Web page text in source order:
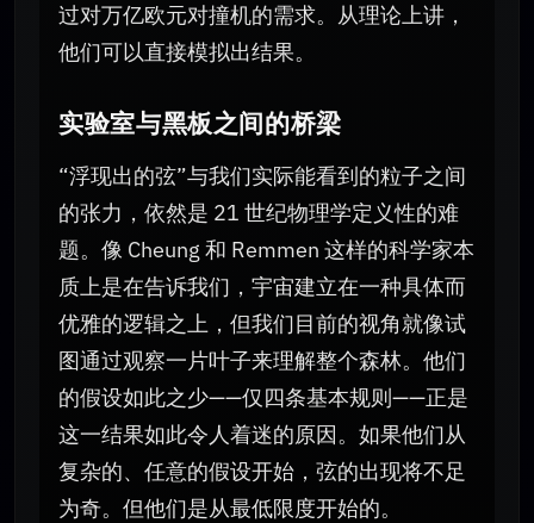
过对万亿欧元对撞机的需求。从理论上讲，
他们可以直接模拟出结果。
实验室与黑板之间的桥梁
“浮现出的弦”与我们实际能看到的粒子之间
的张力，依然是 21 世纪物理学定义性的难
题。像 Cheung 和 Remmen 这样的科学家本
质上是在告诉我们，宇宙建立在一种具体而
优雅的逻辑之上，但我们目前的视角就像试
图通过观察一片叶子来理解整个森林。他们
的假设如此之少——仅四条基本规则——正是
这一结果如此令人着迷的原因。如果他们从
复杂的、任意的假设开始，弦的出现将不足
为奇。但他们是从最低限度开始的。